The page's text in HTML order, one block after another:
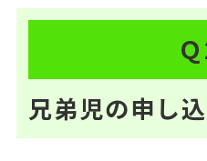
兄弟児の申し